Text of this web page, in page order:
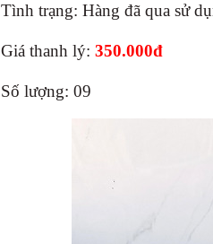
Tình trạng: Hàng đã qua sử
Giá thanh lý: 350.000đ
Số lượng: 09